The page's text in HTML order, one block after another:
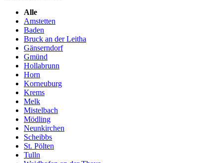
Alle
Amstetten
Baden
Bruck an der Leitha
Gänserndorf
Gmünd
Hollabrunn
Horn
Korneuburg
Krems
Melk
Mistelbach
Mödling
Neunkirchen
Scheibbs
St. Pölten
Tulln